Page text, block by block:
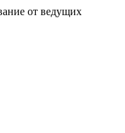
от ведущих